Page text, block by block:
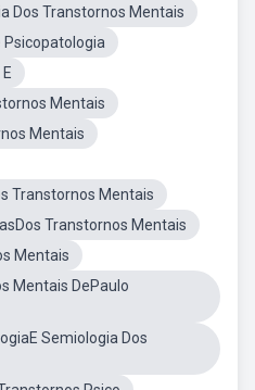
Dos Transtornos Mentais
Psicopatologia
Mentais
Mentais
Transtornos Mentais
Transtornos Mentais
Mentais
Mentais DePaulo
Semiologia Dos